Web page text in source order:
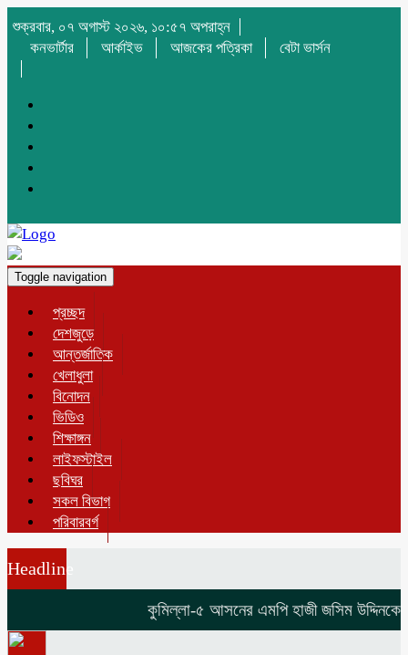
শুক্রবার, ০৭ অগাস্ট ২০২৬, ১০:৫৭ অপরাহ্ন
কনভার্টার
আর্কাইভ আজকের পত্রিকা বেটা ভার্সন
Toggle navigation
প্রচ্ছদ
দেশজুড়ে
আন্তর্জাতিক
খেলাধুলা
বিনোদন
ভিডিও
শিক্ষাঙ্গন
লাইফস্টাইল
ছবিঘর
সকল বিভাগ
পরিবারবর্গ
Headline
কুমিল্লা-৫ আসনের এমপি হাজী জসিম উদ্দিনকে